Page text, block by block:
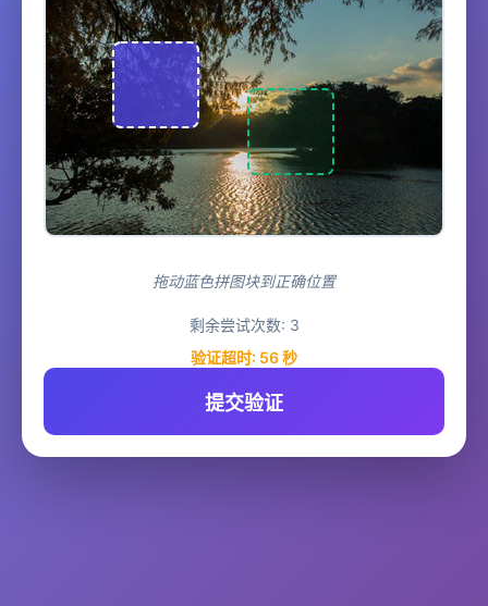
拖动蓝色拼图块到正确位置
剩余尝试次数: 3
验证超时: 56秒
提交验证